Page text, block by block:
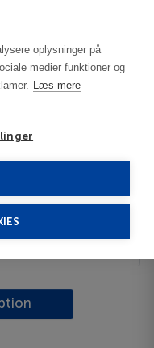
oplysninger på
medier funktioner og
Læs mere